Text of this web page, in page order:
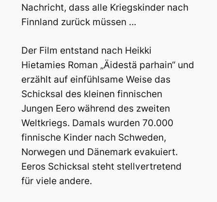
Nachricht, dass alle Kriegskinder nach
Finnland zurück müssen …
Der Film entstand nach Heikki
Hietamies Roman „Äidestä parhain“ und
erzählt auf einfühlsame Weise das
Schicksal des kleinen finnischen
Jungen Eero während des zweiten
Weltkriegs. Damals wurden 70.000
finnische Kinder nach Schweden,
Norwegen und Dänemark evakuiert.
Eeros Schicksal steht stellvertretend
für viele andere.